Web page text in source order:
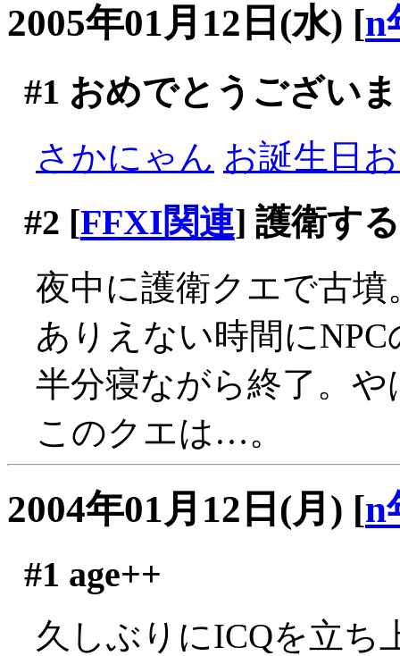
2005年01月12日(水) [n
#1 おめでとうござい
さかにゃん お誕生日
#2 [FFXI関連] 護衛す
夜中に護衛クエで古墳
ありえない時間に
半分寝ながら終了。
このクエは…。
2004年01月12日(月) [n
#1 age++
久しぶりにICQを立ち